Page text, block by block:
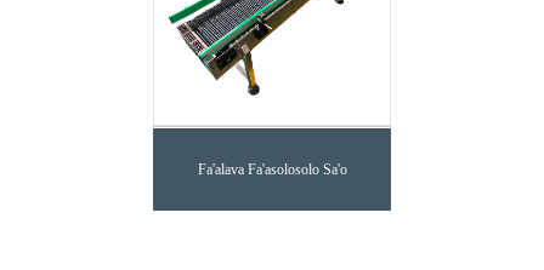
Fa'alava Fa'asolosolo Sa'o